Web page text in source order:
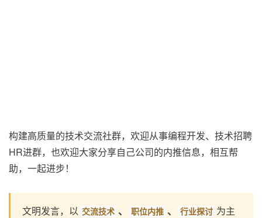
构建高质量的技术交流社群，欢迎从事编程开发、技术招聘
HR进群，也欢迎大家分享自己公司的内推信息，相互帮
助，一起进步！
文明发言，以 交流技术 、 职位内推 、 行业探讨 为主